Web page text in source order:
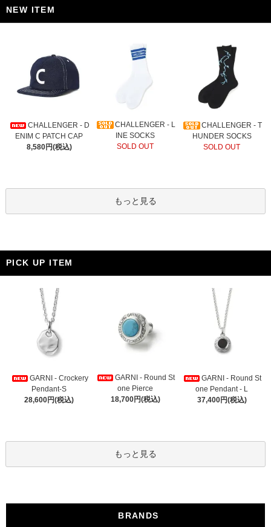
NEW ITEM
CHALLENGER - D
ENIM C PATCH CAP
8,580円(税込)
CHALLENGER - L
INE SOCKS
SOLD OUT
CHALLENGER - T
HUNDER SOCKS
SOLD OUT
もっと見る
PICK UP ITEM
GARNI - Crockery
Pendant-S
28,600円(税込)
GARNI - Round St
one Pierce
18,700円(税込)
GARNI - Round St
one Pendant - L
37,400円(税込)
もっと見る
BRANDS